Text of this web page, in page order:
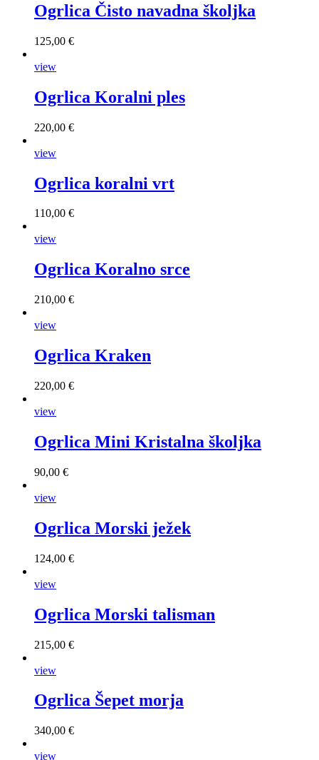
Ogrlica Čisto navadna školjka
125,00 €
view
Ogrlica Koralni ples
220,00 €
view
Ogrlica koralni vrt
110,00 €
view
Ogrlica Koralno srce
210,00 €
view
Ogrlica Kraken
220,00 €
view
Ogrlica Mini Kristalna školjka
90,00 €
view
Ogrlica Morski ježek
124,00 €
view
Ogrlica Morski talisman
215,00 €
view
Ogrlica Šepet morja
340,00 €
view